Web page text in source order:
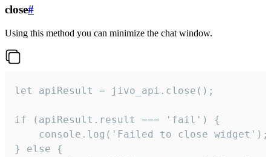
close#
Using this method you can minimize the chat window.
let apiResult = jivo_api.close();
if (apiResult.result === 'fail') {
    console.log('Failed to close widget');
} else {